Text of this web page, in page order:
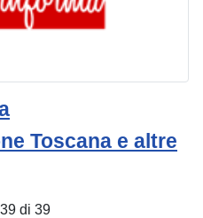
Toscana e altre
di 39